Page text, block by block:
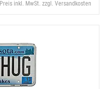
Preis inkl. MwSt. zzgl. Versandkosten